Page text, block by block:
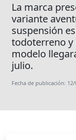
La marca
variante
suspensión
todoterreno y
modelo
julio.
Fecha de publicación: